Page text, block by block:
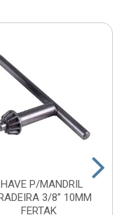
P/MANDRIL
3/8” 10MM
FERTAK